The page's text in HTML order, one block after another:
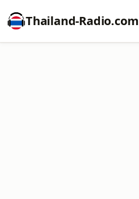
Thailand-Radio.com